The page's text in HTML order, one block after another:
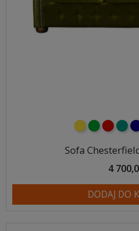
żółtyzielony
Sofa
4
DODAJ DO